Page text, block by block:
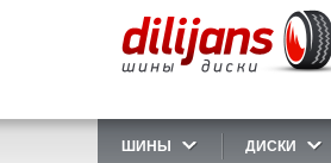
ШИНЫ ДИСКИ